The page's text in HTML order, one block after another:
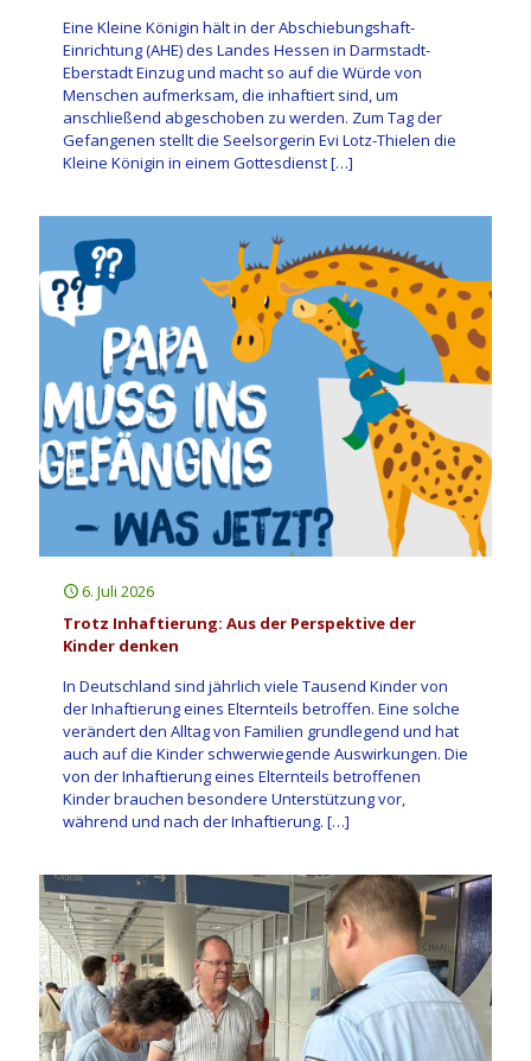
Eine Kleine Königin hält in der Abschiebungshaft-
Einrichtung (AHE) des Landes Hessen in Darmstadt-
Eberstadt Einzug und macht so auf die Würde von
Menschen aufmerksam, die inhaftiert sind, um
anschließend abgeschoben zu werden. Zum Tag der
Gefangenen stellt die Seelsorgerin Evi Lotz-Thielen die
Kleine Königin in einem Gottesdienst[…]
6. Juli 2026
Trotz Inhaftierung: Aus der Perspektive der
Kinder denken
In Deutschland sind jährlich viele Tausend Kinder von
der Inhaftierung eines Elternteils betroffen. Eine solche
verändert den Alltag von Familien grundlegend und hat
auch auf die Kinder schwerwiegende Auswirkungen. Die
von der Inhaftierung eines Elternteils betroffenen
Kinder brauchen besondere Unterstützung vor,
während und nach der Inhaftierung. […]